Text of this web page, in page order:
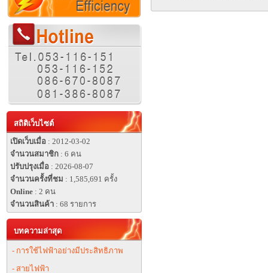
สถิติเว็บไซต์
เปิดเว็บเมื่อ : 2012-03-02
จำนวนสมาชิก : 6 คน
ปรับปรุงเมื่อ : 2026-08-07
จำนวนครั้งที่ชม : 1,585,691 ครั้ง
Online : 2 คน
จำนวนสินค้า : 68 รายการ
บทความล่าสุด
- การใช้ไฟฟ้าอย่างมีประสิทธิภาพ
- สายไฟฟ้า